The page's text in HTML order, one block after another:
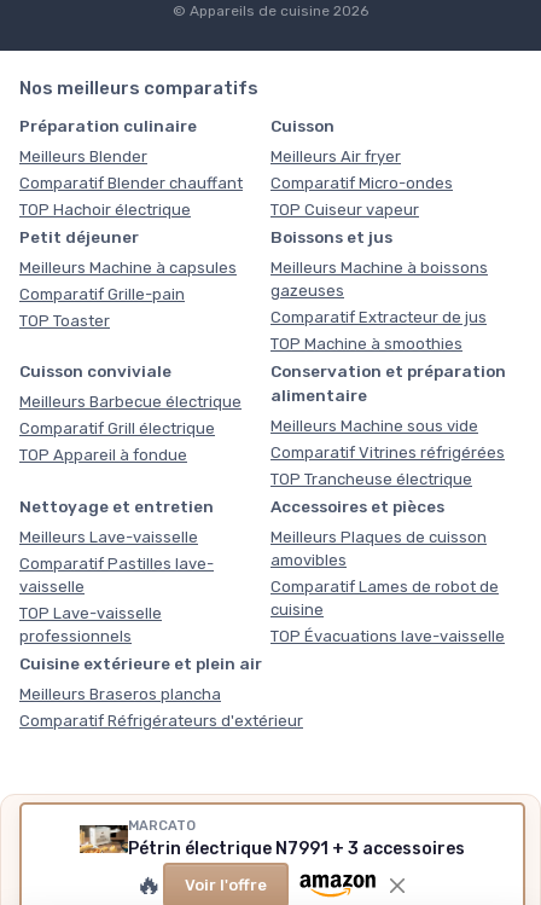
MARCATO
Pétrin électrique N7991 + 3 accessoires
🔥 Voir l'offre
© Appareils de cuisine 2026
Nos meilleurs comparatifs
Préparation culinaire
Meilleurs Blender
Comparatif Blender chauffant
TOP Hachoir électrique
Cuisson
Meilleurs Air fryer
Comparatif Micro-ondes
TOP Cuiseur vapeur
Petit déjeuner
Meilleurs Machine à capsules
Comparatif Grille-pain
TOP Toaster
Boissons et jus
Meilleurs Machine à boissons
gazeuses
Comparatif Extracteur de jus
TOP Machine à smoothies
Cuisson conviviale
Meilleurs Barbecue électrique
Comparatif Grill électrique
TOP Appareil à fondue
Conservation et préparation
alimentaire
Meilleurs Machine sous vide
Comparatif Vitrines réfrigérées
TOP Trancheuse électrique
Nettoyage et entretien
Meilleurs Lave-vaisselle
Comparatif Pastilles lave-
vaisselle
TOP Lave-vaisselle
professionnels
Accessoires et pièces
Meilleurs Plaques de cuisson
amovibles
Comparatif Lames de robot de
cuisine
TOP Évacuations lave-vaisselle
Cuisine extérieure et plein air
Meilleurs Braseros plancha
Comparatif Réfrigérateurs d'extérieur
Nos outils gratuits
Des chiffres plutôt que des impressions, sans inscription,
méthode et sources expliquées.